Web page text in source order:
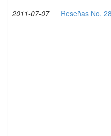
2011-07-07
Reseñas No. 28